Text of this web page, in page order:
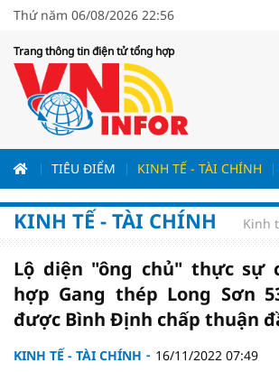
Thứ năm 06/08/2026 22:56
Trang thông tin điện tử tổng hợp
TIÊU ĐIỂM KINH TẾ - TÀI CHÍNH
KINH TẾ - TÀI CHÍNH Kinh
Lộ diện "ông chủ" thực sự
hợp Gang thép Long Sơn
được Bình Định chấp thuận
KINH TẾ - TÀI CHÍNH 16/11/2022 07:49